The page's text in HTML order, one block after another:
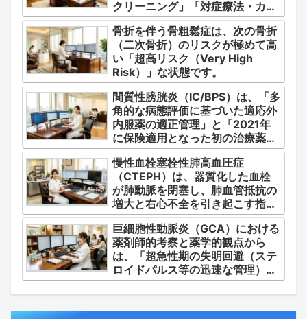
クリーニング」「対症療法・カク
テル療法の適正使用」「画期的な
新薬・DDSの動向」の3つの軸か
ら整理します。
骨折を伴う骨粗鬆症は、次の骨折
（二次骨折）のリスクが極めて高
い「超高リスク（Very High
Risk）」な状態です。
間質性膀胱炎（IC/BPS）は、「多
角的な病態評価に基づいた適応外
内服薬の適正管理」と「2021年
に保険適用となった初の治療薬で
あるジメチルスルホキシド
（DMSO）の安全かつ確実な調
剤・運用」に集約されます。
慢性血栓塞栓性肺高血圧症
（CTEPH）は、器質化した血栓
が肺動脈を閉塞し、肺血管抵抗の
増大と右心不全を引き起こす指定
難病（第4群肺高血圧症）です。
巨細胞性動脈炎（GCA）における
薬剤師的考察と薬学的観点から
は、「超急性期の失明回避（ステ
ロイドパルス等の迅速な管理）」
「再燃防止とステロイドの最小化
（トシリズマブやウパダシチニブ
の適正使用）」「長期ステロイド